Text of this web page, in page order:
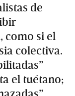
de
como si el
colectiva.
el tuétano;